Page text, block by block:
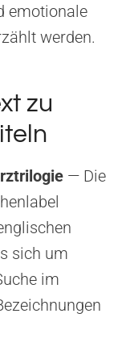
emotionale
werden.
zu
— Die
sich um
im